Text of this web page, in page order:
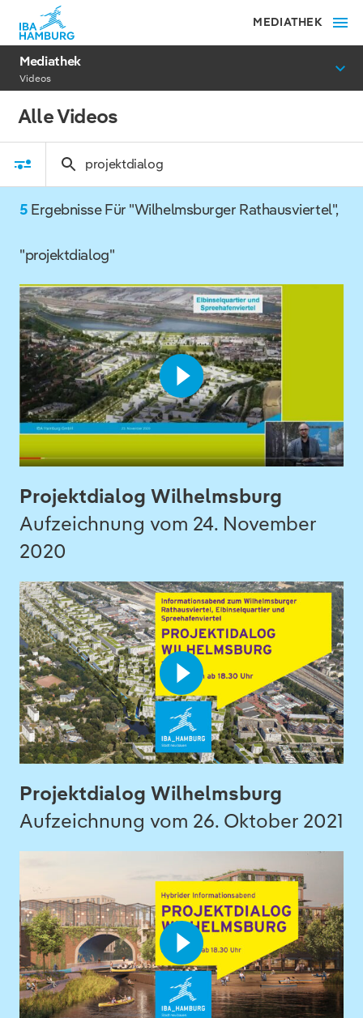
MEDIATHEK
Mediathek
Videos
Alle Videos
5 Ergebnisse Für "Wilhelmsburger Rathausviertel",
"projektdialog"
Projektdialog Wilhelmsburg
Aufzeichnung vom 24. November
2020
Projektdialog Wilhelmsburg
Aufzeichnung vom 26. Oktober 2021